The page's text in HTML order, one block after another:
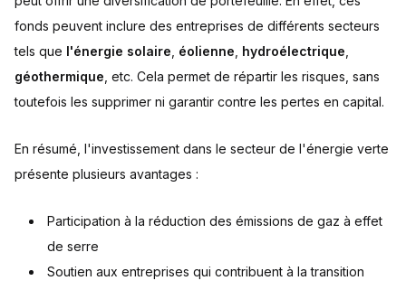
fonds peuvent inclure des entreprises de différents secteurs
tels que l'énergie solaire éolienne hydroélectrique
géothermique , etc. Cela permet de répartir les risques, sans
toutefois les supprimer ni garantir contre les pertes en capital.
En résumé, l'investissement dans le secteur de l'énergie verte
présente plusieurs avantages :
Participation à la réduction des émissions de gaz à effet
de serre
Soutien aux entreprises qui contribuent à la transition